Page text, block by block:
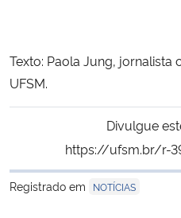
Texto: Paola Jung, jornalista
UFSM.
Divulgue
https://ufsm.br/r-
Registrado em
NOTÍCIAS